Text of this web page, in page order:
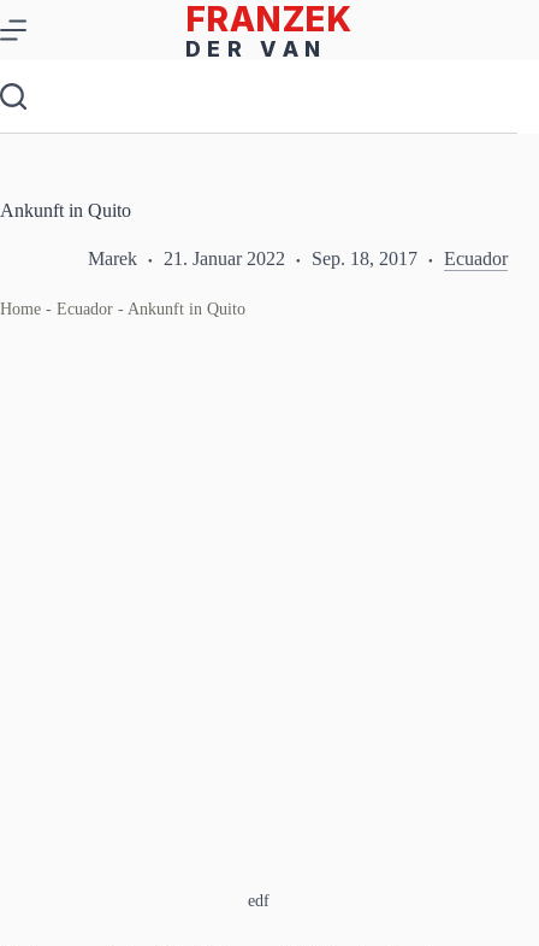
Inhalt
Ankunft in Quito
Marek 21. Januar 2022 Sep. 18, 2017 Ecuador
Home - Ecuador - Ankunft in Quito
edf